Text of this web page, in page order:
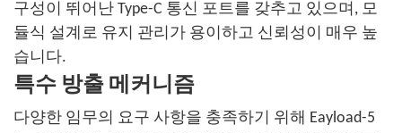
구성이 뛰어난 Type-C 통신 포트를 갖추고 있으며, 모
듈식 설계로 유지 관리가 용이하고 신뢰성이 매우 높
습니다.
특수 방출 메커니즘
다양한 임무의 요구 사항을 충족하기 위해 Eayload-5